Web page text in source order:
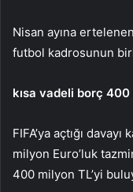
Nisan ayına
futbol kadrosunun
kısa vadeli borç
FIFA’ya açtığı
milyon Euro’luk
400 milyon TL’yi